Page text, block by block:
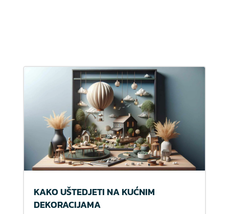
KAKO UŠTEDJETI NA KUĆNIM
DEKORACIJAMA